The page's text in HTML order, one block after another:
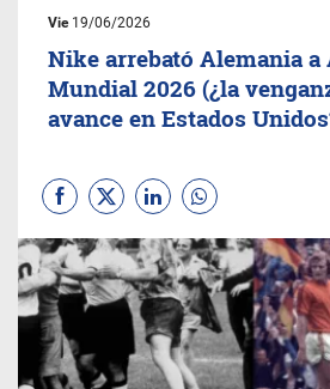
Vie19/06/2026
Nike arrebató Alemania a
Mundial 2026 (¿la
avance en Estados